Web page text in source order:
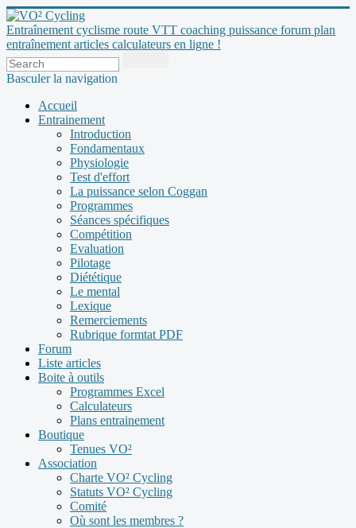
Entraînement cyclisme route VTT coaching puissance forum plan
entraînement articles calculateurs en ligne !
Basculer la navigation
Accueil
Entrainement
Introduction
Fondamentaux
Physiologie
Test d'effort
La puissance selon Coggan
Programmes
Séances spécifiques
Compétition
Evaluation
Pilotage
Diététique
Le mental
Lexique
Remerciements
Rubrique formtat PDF
Forum
Liste articles
Boite à outils
Programmes Excel
Calculateurs
Plans entrainement
Boutique
Tenues VO²
Association
Charte VO² Cycling
Statuts VO² Cycling
Comité
Où sont les membres ?